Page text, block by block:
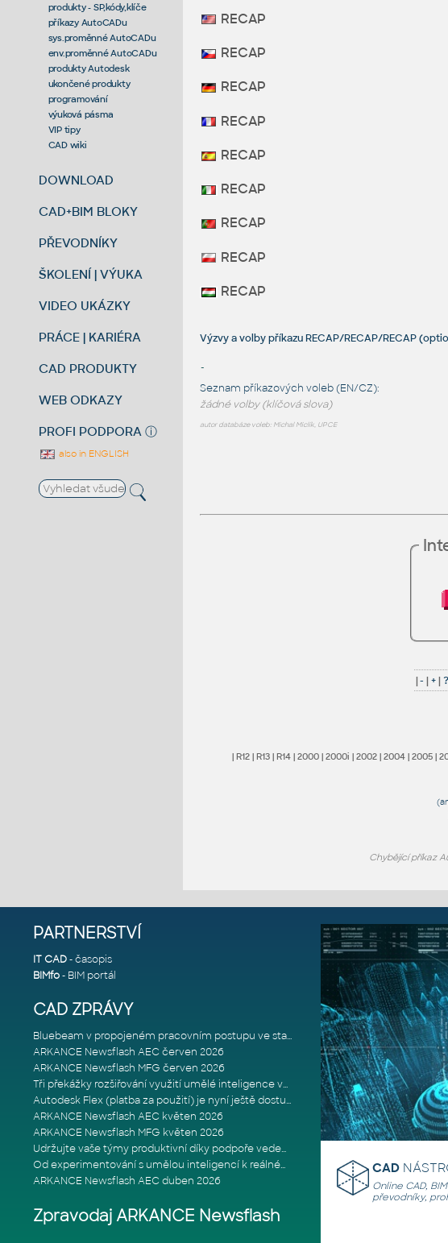
produkty - SP,kódy,klíče
příkazy AutoCADu
sys.proměnné AutoCADu
env.proměnné AutoCADu
produkty Autodesk
ukončené produkty
programování
výuková pásma
VIP tipy
CAD wiki
DOWNLOAD
CAD+BIM BLOKY
PŘEVODNÍKY
ŠKOLENÍ | VÝUKA
VIDEO UKÁZKY
PRÁCE | KARIÉRA
CAD PRODUKTY
WEB ODKAZY
PROFI PODPORA ⓘ
also in ENGLISH
RECAP
RECAP
RECAP
RECAP
RECAP
RECAP
RECAP
RECAP
RECAP
Výzvy a volby příkazu RECAP/RECAP/RECAP
-
Seznam příkazových voleb (EN/CZ):
žádné volby (klíčová slova)
autor databáze voleb: Michal Miclík, UPCE
|- |+|?
| R12| R13| R14| 2000| 2000i | 2002| 2004| 2005|
Chybějící příkaz
PARTNERSTVÍ
IT CAD- časopis
BIMfo- BIM portál
CAD ZPRÁVY
Bluebeam v propojeném pracovním postupu ve stavebnictví: Proč je int
ARKANCE Newsflash AEC červen 2026
ARKANCE Newsflash MFG červen 2026
Tři překážky rozšiřování využití umělé inteligence ve stavebním prům
Autodesk Flex (platba za použití) je nyní ještě dostupnější
ARKANCE Newsflash AEC květen 2026
ARKANCE Newsflash MFG květen 2026
Udržujte vaše týmy produktivní díky podpoře vedené odborníky
Od experimentování s umělou inteligencí k reálnému dopadu na podniká
ARKANCE Newsflash AEC duben 2026
Zpravodaj ARKANCE Newsflash
CAD
Online CAD,
převodníky,